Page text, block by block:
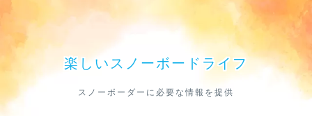
楽しいスノーボードライフ
スノーボーダーに必要な情報を提供